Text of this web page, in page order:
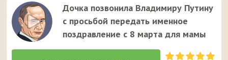
Дочка позвонила Владимиру Путину
с просьбой передать именное
поздравление с 8 марта для мамы